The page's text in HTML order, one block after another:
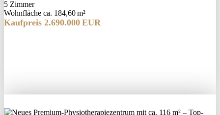
5 Zimmer
Wohnfläche ca. 184,60 m²
Kaufpreis 2.690.000 EUR